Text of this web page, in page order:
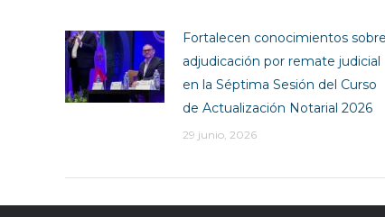
Fortalecen conocimientos sobre
adjudicación por remate judicial
en la Séptima Sesión del Curso
de Actualización Notarial 2026
29 junio, 2026